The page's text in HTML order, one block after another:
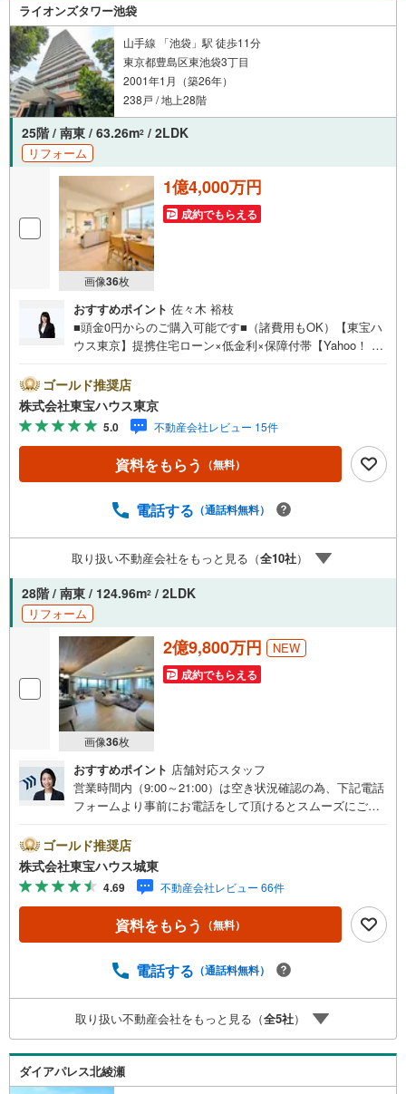
ライオンズタワー池袋
山手線 「池袋」駅 徒歩11分
東京都豊島区東池袋3丁目
2001年1月（築26年）
238戸 / 地上28階
25階 / 南東 / 63.26m2 / 2LDK
リフォーム
画像36枚
1億4,000万円
成約でもらえる
おすすめポイント 佐々木 裕枝
■頭金0円からのご購入可能です■（諸費用もOK）【東宝ハ
ウス東京】提携住宅ローン×低金利×保障付帯【Yahoo！ 不
ayボーナスライトがもらえる「Yahoo！ 不動産 物件ご成約
キャンペーン」の対象になります。「資料をもらう」「見
学予約をする」ボタンからお問い合わせください。※必ずY
ahoo！ JAPAN IDでログインしてください。※PayPayボー
ナスライトは出金と譲渡はできません。ご案内・詳細な資
料のご請求はお気軽にどうぞ♪お電話でのお問い合わせも
ゴールド推奨店
株式会社東宝ハウス東京
5.0 不動産会社レビュー 15件
資料をもらう （無料）
電話する （通話料無料）
取り扱い不動産会社をもっと見る（全10社）
28階 / 南東 / 124.96m2 / 2LDK
リフォーム
画像36枚
2億9,800万円 NEW
成約でもらえる
おすすめポイント 店舗対応スタッフ
営業時間内（9:00～21:00）は空き状況確認の為、下記電話
フォームより事前にお電話をして頂けるとスムーズにご案
カレンダーの作成▽ご購入後もお客様の人生のパートナー
として暮らしの「安心」を守り続けます。【Yahoo！ 不動
産キャンペーン対象店舗】当店で物件を成約するとPayPay
ボーナスライトがもらえる「Yahoo！ 不動産 物件ご成約キ
ャンペーン」の対象になります。「資料をもらう」「見学
予約をする」ボタンからお問い合わせください。※必ずYah
スライトは出金と譲渡はできません。ご案内・詳細な資料
（諸費用もOK）お気軽にお問い合わせください。
ゴールド推奨店
株式会社東宝ハウス城東
4.69 不動産会社レビュー 66件
資料をもらう （無料）
電話する （通話料無料）
取り扱い不動産会社をもっと見る（全5社）
ダイアパレス北綾瀬